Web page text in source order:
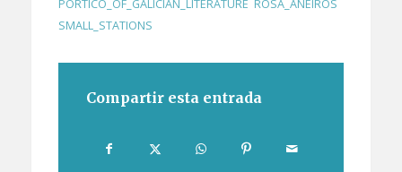
PORTICO_OF_GALICIAN_LITERATURE ROSA_ANEIROS
SMALL_STATIONS
Compartir esta entrada